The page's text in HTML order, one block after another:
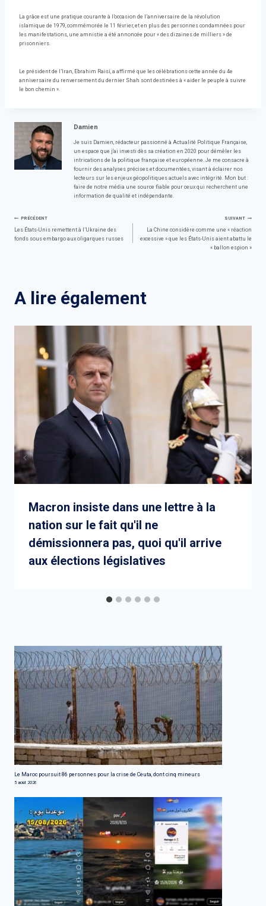
La grâce est une pratique courante à l’occasion de l’anniversaire de la révolution
islamique de 1979, commémorée le 11 février, et en plus des personnes condamnées pour
les manifestations, une amnistie a été annoncée pour « des dizaines de milliers » de
prisonniers.
Le président de l’Iran, Ebrahim Raisí, a affirmé que les célébrations cette année du 4e
anniversaire du renversement du dernier Shah sont destinées à « aider le peuple à suivre
le bon chemin ».
Damien
Je suis Damien, rédacteur passionné à Actualité Politique Française,
un espace que j'ai investi dès sa création en 2020 pour démêler les
intrications de la politique française et européenne. Je me consacre à
fournir des analyses précises et documentées, visant à éclairer nos
lecteurs sur les enjeux géopolitiques actuels avec intégrité. Mon but :
faire de notre média une source fiable pour ceux qui recherchent une
information de qualité et indépendante.
Navigation
PRÉCÉDENT
Les États-Unis remettent à l’Ukraine des
fonds sous embargo aux oligarques russes
SUIVANT
La Chine considère comme une « réaction
excessive » que les États-Unis aient abattu le
« ballon espion »
A lire également
Macron insiste dans une lettre à la
nation sur le fait qu'il ne
démissionnera pas, quoi qu'il arrive
aux élections législatives
Le Maroc poursuit 86 personnes pour la crise de Ceuta, dont cinq mineurs
5 août 2026